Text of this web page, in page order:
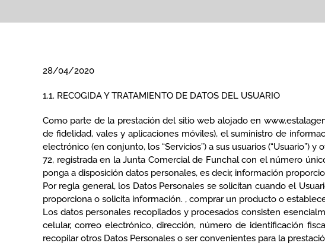
28/04/2020
1.1. RECOGIDA Y TRATAMIENTO DE DATOS DEL USUARIO
Como parte de la prestación del sitio web alojado en
de fidelidad, vales y aplicaciones móviles), el suministro de
electrónico (en conjunto, los “Servicios”) a sus usuarios (“Usuario”)
72, registrada en la Junta Comercial de Funchal con el número
ponga a disposición datos personales, es decir, información
Por regla general, los Datos Personales se solicitan cuando el
proporciona o solicita información. , comprar un producto o
Los datos personales recopilados y procesados ​​consisten
celular, correo electrónico, dirección, número de identificación
recopilar otros Datos Personales o ser convenientes para la